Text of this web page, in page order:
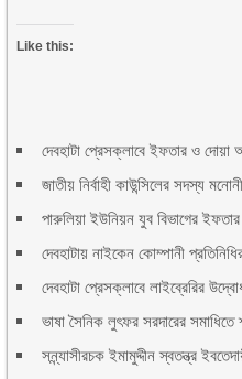
Like this:
দেবহাটা প্রেসক্লাবে ইফতার ও দোয়া
জাতীয় নির্বাহী কাউন্সিলের সদস্য
পারুলিয়া ইউনিয়ন যুব বিভাগের
দেবহাটায় নাইকেন কোম্পানী
দেবহাটা প্রেসক্লাবে লাইব্রেরির
ভাষা সৈনিক লুৎফর সরদারের সমাধিতে
সন্ন্যাসীরচক ইমামুদ্দীন স্বতন্ত্র